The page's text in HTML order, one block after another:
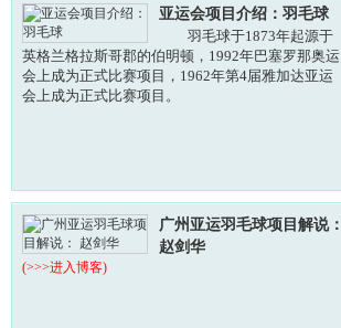
亚运会项目介绍：羽毛球
羽毛球于1873年起源于
英格兰格拉斯哥郡的伯明顿，1992年巴塞罗那奥运
会上成为正式比赛项目，1962年第4届雅加达亚运
会上成为正式比赛项目。
广州亚运羽毛球项目解说：
赵剑华
(>>>进入博客)